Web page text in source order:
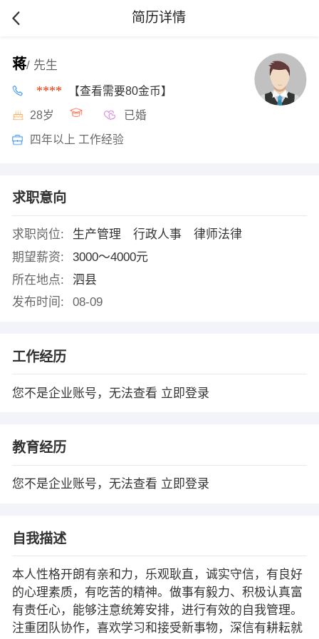
简历详情
蒋/ 先生
**** 【查看需要80金币】
28岁 已婚
四年以上 工作经验
求职意向
求职岗位:
生产管理 行政人事 律师法律
期望薪资:
3000～4000元
所在地点:
泗县
发布时间:
08-09
工作经历
您不是企业账号，无法查看 立即登录
教育经历
您不是企业账号，无法查看 立即登录
自我描述
本人性格开朗有亲和力，乐观耿直，诚实守信，有良好
的心理素质，有吃苦的精神。做事有毅力、积极认真富
有责任心，能够注意统筹安排，进行有效的自我管理。
注重团队协作，喜欢学习和接受新事物，深信有耕耘就